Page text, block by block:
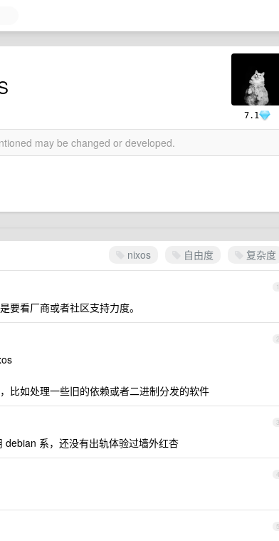
7.1
may be changed or developed.
nixos 自由度 复杂度
1
要看厂商或者社区支持力度。
2
比如处理一些旧的依赖或者二进制分发的软件
3
系，还没有出轨体验过墙外红杏
4
5